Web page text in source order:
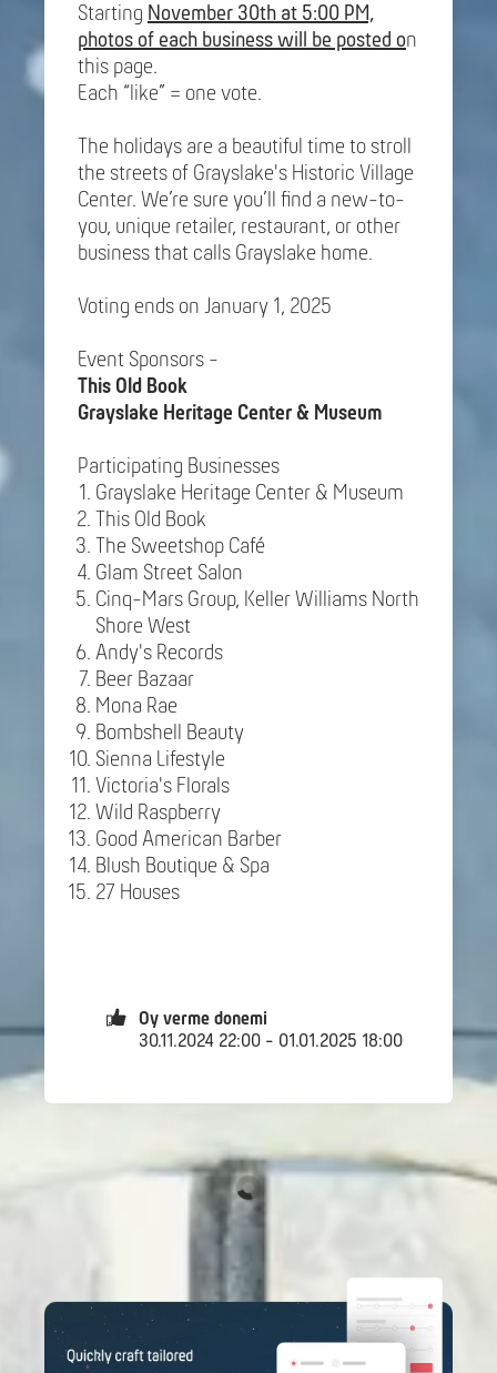
Starting November 30th at 5:00 PM,
photos of each business will be posted on
this page.
Each “like” = one vote.
The holidays are a beautiful time to stroll
the streets of Grayslake's Historic Village
Center. We’re sure you’ll find a new-to-
you, unique retailer, restaurant, or other
business that calls Grayslake home.
Voting ends on January 1, 2025
Event Sponsors -
This Old Book
Grayslake Heritage Center & Museum
Participating Businesses
Grayslake Heritage Center & Museum
This Old Book
The Sweetshop Café
Glam Street Salon
Cinq-Mars Group, Keller Williams North
Shore West
Andy's Records
Beer Bazaar
Mona Rae
Bombshell Beauty
Sienna Lifestyle
Victoria's Florals
Wild Raspberry
Good American Barber
Blush Boutique & Spa
27 Houses
Oy verme donemi
30.11.2024 22:00 - 01.01.2025 18:00